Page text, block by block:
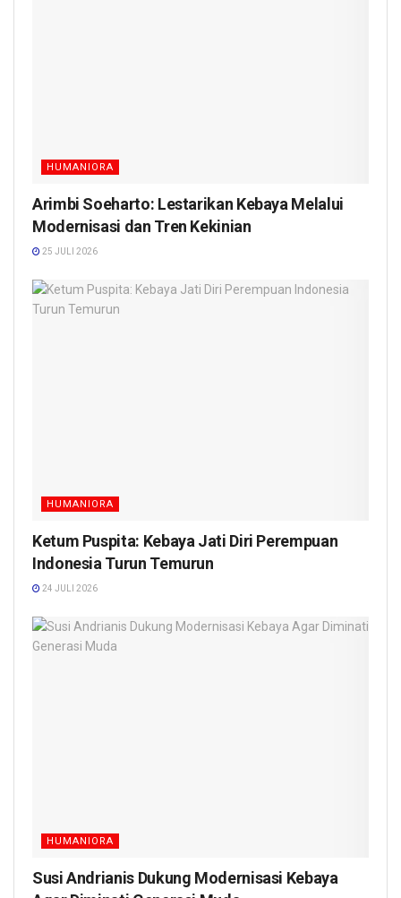
HUMANIORA
Arimbi Soeharto: Lestarikan Kebaya Melalui
Modernisasi dan Tren Kekinian
25 JULI 2026
HUMANIORA
Ketum Puspita: Kebaya Jati Diri Perempuan
Indonesia Turun Temurun
24 JULI 2026
HUMANIORA
Susi Andrianis Dukung Modernisasi Kebaya